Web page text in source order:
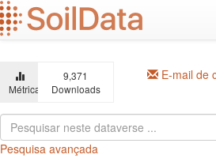
Ir
para
o
principal
Métricas
9,371
Downloads
E-mail de
Pesquisa avançada